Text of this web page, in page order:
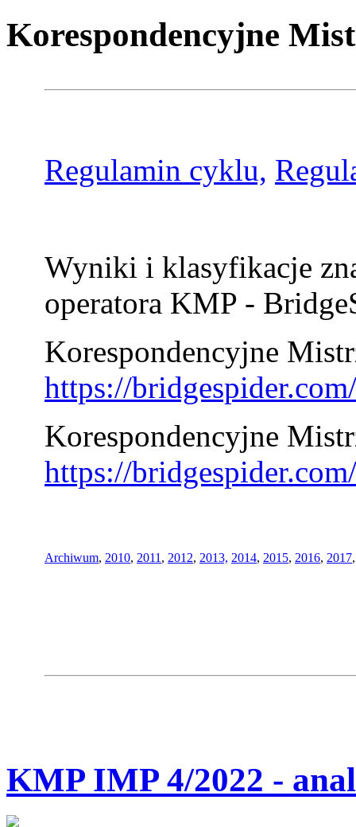
Korespondencyjne
Regulamin cyklu,
Wyniki i klasyfikacje
operatora KMP -
Korespondencyjne
https://
Korespondencyjne
https://
Archiwum, 2010, 2011 , 2012, 2013, 2014, 2015, 2016, 2017
KMP IMP 4/2022 -